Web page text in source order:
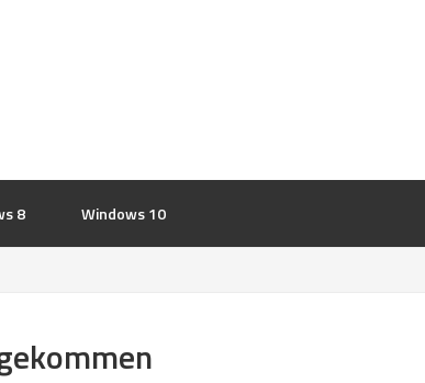
8 Windows 10